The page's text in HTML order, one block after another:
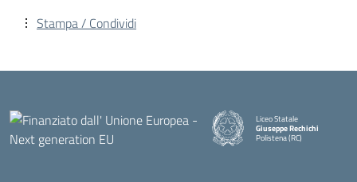
Stampa / Condividi
Liceo Statale
Giuseppe Rechichi
Polistena (RC)